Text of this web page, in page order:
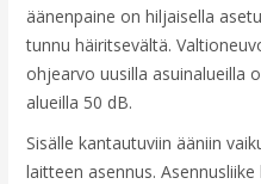
äänenpaine on hiljaisella
tunnu häiritsevältä.
ohjearvo uusilla asuinalueilla
alueilla 50 dB.
Sisälle kantautuviin ääniin
laitteen asennus.